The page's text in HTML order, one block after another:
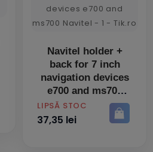
Navitel holder +
back for 7 inch
navigation devices
e700 and ms700
PRET
LIPSĂ STOC
37,35 lei